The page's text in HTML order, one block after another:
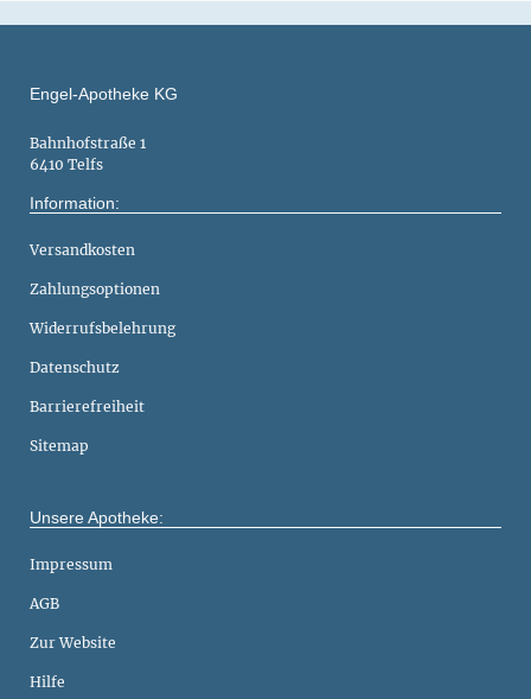
Engel-Apotheke KG
Bahnhofstraße 1
6410 Telfs
Information:
Versandkosten
Zahlungsoptionen
Widerrufsbelehrung
Datenschutz
Barrierefreiheit
Sitemap
Unsere Apotheke:
Impressum
AGB
Zur Website
Hilfe